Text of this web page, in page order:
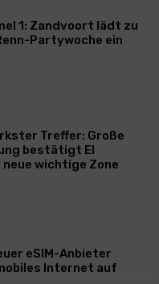
1: Zandvoort lädt zu
Partywoche ein
Treffer: Große
bestätigt El
wichtige Zone
eSIM-Anbieter
Internet auf